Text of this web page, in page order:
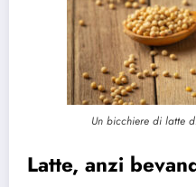
Un bicchiere di latte
Latte, anzi